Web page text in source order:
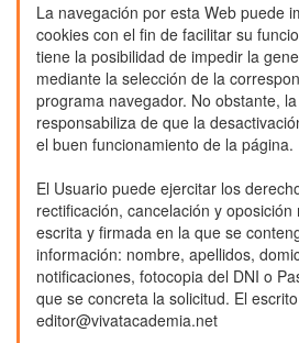
La navegación por esta Web puede
cookies con el fin de facilitar su
tiene la posibilidad de impedir la
mediante la selección de la
programa navegador. No obstante,
responsabiliza de que la
el buen funcionamiento de la página.
El Usuario puede ejercitar los
rectificación, cancelación y oposición
escrita y firmada en la que se
información: nombre, apellidos,
notificaciones, fotocopia del DNI o
que se concreta la solicitud. El
editor@vivatacademia.net